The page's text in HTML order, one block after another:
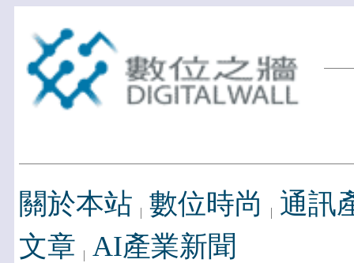
關於本站 數位時尚
通訊
文章 AI產業新聞